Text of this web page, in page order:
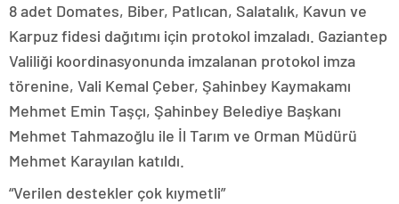
8 adet Domates, Biber, Patlıcan, Salatalık, Kavun ve
Karpuz fidesi dağıtımı için protokol imzaladı. Gaziantep
Valiliği koordinasyonunda imzalanan protokol imza
törenine, Vali Kemal Çeber, Şahinbey Kaymakamı
Mehmet Emin Taşçı, Şahinbey Belediye Başkanı
Mehmet Tahmazoğlu ile İl Tarım ve Orman Müdürü
Mehmet Karayılan katıldı.
“Verilen destekler çok kıymetli”